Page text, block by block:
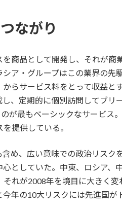
ながり
商品として開発し、それが商
ア・グループはこの業界の先
らサービス料をとって収益
、定期的に個別訪問してブリ
が最もベーシックなサービス
提供している。
め、広い意味での政治リス
としていた。中東、ロシア、
れが2008年を境目に大きく
年の10大リスクには先進国が